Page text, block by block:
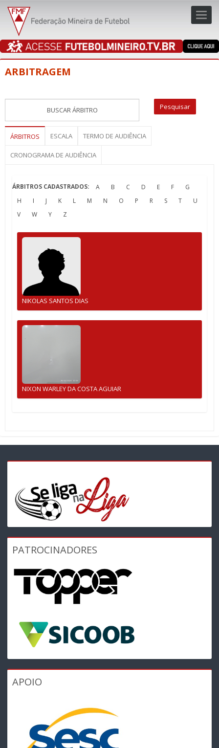
ARBITRAGEM
ÁRBITROS ESCALA TERMO DE AUDIÊNCIA
CRONOGRAMA DE AUDIÊNCIA
ÁRBITROS CADASTRADOS: A B C D E F
G
H
I J K L M N O P R S T
U
V
W Y Z
NIKOLAS SANTOS DIAS
NIXON WARLEY DA COSTA AGUIAR
PATROCINADORES
APOIO